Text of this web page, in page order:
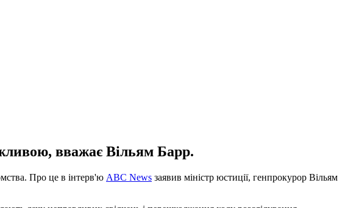
вважає Вільям Барр.
Про це в інтерв'ю ABC News заявив міністр юстиції, генпрокурор Вільям